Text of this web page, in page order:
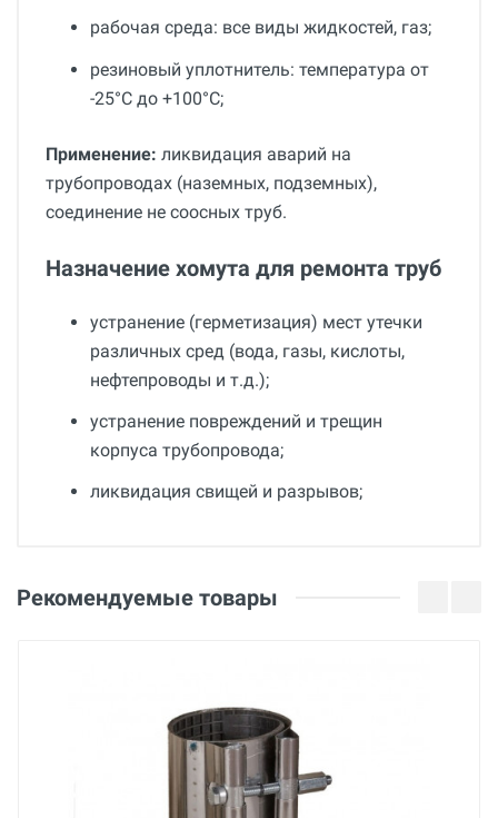
рабочая среда: все виды жидкостей, газ;
резиновый уплотнитель: температура от
-25°С до +100°С;
Применение: ликвидация аварий на
трубопроводах (наземных, подземных),
соединение не соосных труб.
Назначение хомута для ремонта труб
устранение (герметизация) мест утечки
различных сред (вода, газы, кислоты,
нефтепроводы и т.д.);
устранение повреждений и трещин
корпуса трубопровода;
ликвидация свищей и разрывов;
36 месяцев
Оценка
Рекомендуемые товары